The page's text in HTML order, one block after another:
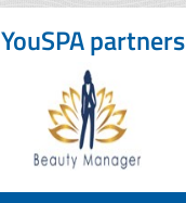
YouSPA partners